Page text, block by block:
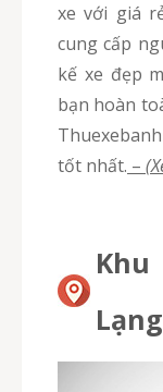
xe với giá
cung cấp
kế xe đẹp
bạn hoàn
tốt nhất. –